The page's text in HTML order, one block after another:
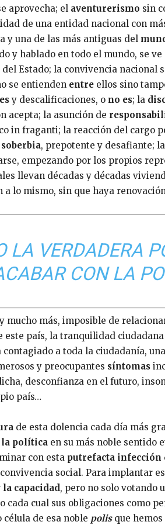
aprovecha; el aventurerismo sin
de una entidad nacional con
y una de las más antiguas del
y hablado en todo el mundo, se ve
Estado; la convivencia nacional
se entienden entre ellos sino
y descalificaciones, o no es; la
acepta; la asunción de
in fraganti; la reacción del cargo
soberbia, prepotente y desafiante;
empezando por los propios
llevan décadas y décadas
a lo mismo, sin que haya
LA VERDADERA
CON LA
mucho más, imposible de
este país, la tranquilidad ciudadana
contagiado a toda la ciudadanía,
y preocupantes síntomas
desconfianza en el futuro,
país…
de esta dolencia cada día más
la política en su más noble sentido
con esta putrefacta infección
social. Para implantar
capacidad, pero no solo votando
cada cual sus obligaciones como
célula de esa noble polisque hemos